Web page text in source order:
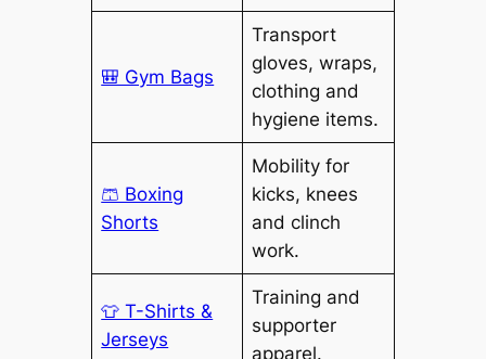
🎒 Gym Bags
Transport
gloves, wraps,
clothing and
hygiene items.
🩳 Boxing
Shorts
Mobility for
kicks, knees
and clinch
work.
👕 T-Shirts &
Jerseys
Training and
supporter
apparel.